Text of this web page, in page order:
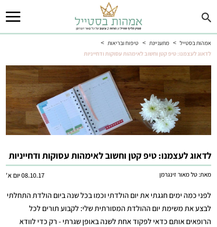
אמהות בסטייל > מתעניינת > טיפוח ובריאות >
לדאוג לעצמנו: טיפ קטן וחשוב לאימהות עסוקות ודחייניות
לדאוג לעצמנו: טיפ קטן וחשוב לאימהות עסוקות ודחייניות
08.10.17 יום א' מאת: טל מאור זינגרמן
לפני כמה ימים חגגתי את יום הולדתי וכמו בכל שנה ביום הולדת התחלתי
לבצע את משימת יום ההולדת המסורתית שלי: לקבוע תורים לכל
הרופאים אותם כדאי לפקוד אחת לשנה באופן שגרתי - רק כדי לוודא